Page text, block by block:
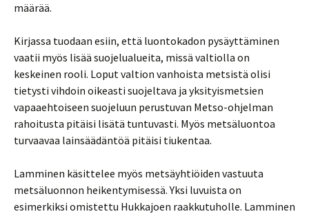
määrää.
Kirjassa tuodaan esiin, että luontokadon pysäyttäminen
vaatii myös lisää suojelualueita, missä valtiolla on
keskeinen rooli. Loput valtion vanhoista metsistä olisi
tietysti vihdoin oikeasti suojeltava ja yksityismetsien
vapaaehtoiseen suojeluun perustuvan Metso-ohjelman
rahoitusta pitäisi lisätä tuntuvasti. Myös metsäluontoa
turvaavaa lainsäädäntöä pitäisi tiukentaa.
Lamminen käsittelee myös metsäyhtiöiden vastuuta
metsäluonnon heikentymisessä. Yksi luvuista on
esimerkiksi omistettu Hukkajoen raakkutuholle. Lamminen